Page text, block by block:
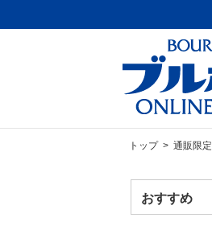
トップ> 通販限定
おすすめ